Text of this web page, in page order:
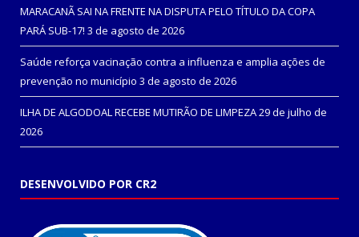
MARACANÃ SAI NA FRENTE NA DISPUTA PELO TÍTULO DA COPA
PARÁ SUB-17! 3 de agosto de 2026
Saúde reforça vacinação contra a influenza e amplia ações de
prevenção no município 3 de agosto de 2026
ILHA DE ALGODOAL RECEBE MUTIRÃO DE LIMPEZA29 de julho de
2026
DESENVOLVIDO POR CR2